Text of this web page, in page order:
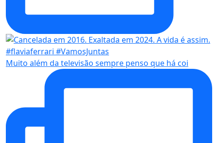
Muito além da televisão sempre penso que há coi